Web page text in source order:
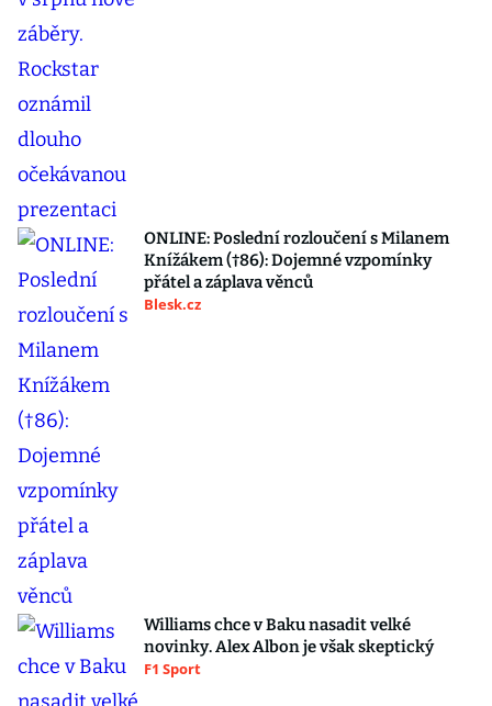
ONLINE: Poslední rozloučení s Milanem
Knížákem (†86): Dojemné vzpomínky
přátel a záplava věnců
Blesk.cz
Williams chce v Baku nasadit velké
novinky. Alex Albon je však skeptický
F1 Sport